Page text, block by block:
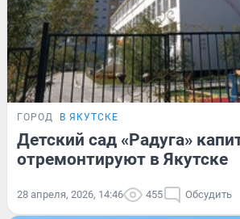
ГОРОД В ЯКУТСКЕ
Детский сад «Радуга»
отремонтируют в Якутске
28 апреля, 2026, 14:46 455 Обсудить